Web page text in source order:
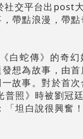
交平台出post
帶點浪漫，帶
白蛇傳》的奇
想為故事，由
故事。對於首
照》時被劉冠
坦白說很興奮